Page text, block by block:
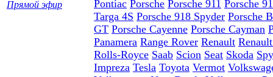
Прямой эфир
Pontiac Porsche Porsche 911 Porsche
Targa 4S Porsche 918 Spyder Porsche
GT Porsche Cayenne Porsche Cayman
Panamera Range Rover Renault
Rolls-Royce Saab Scion Seat Skoda
Impreza Tesla Toyota Vermot